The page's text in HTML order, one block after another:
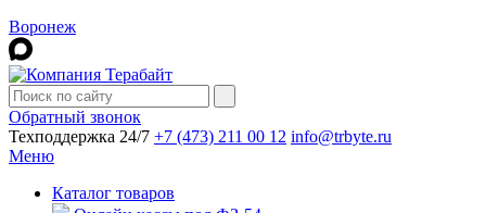
Воронеж
Обратный звонок
Техподдержка 24/7 +7 (473) 211 00 12 info@trbyte.ru
Меню
Каталог товаров